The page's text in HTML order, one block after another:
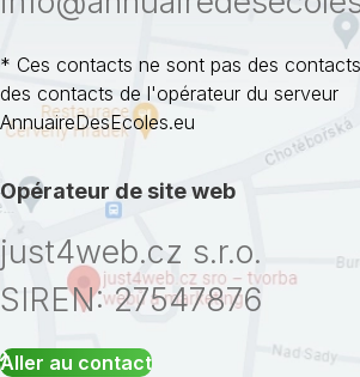
* Ces contacts ne sont pas des
des contacts de l'opérateur du serveur
AnnuaireDesEcoles.eu
Opérateur de site web
just4web.cz s.r.o.
SIREN: 27547876
Aller au contact